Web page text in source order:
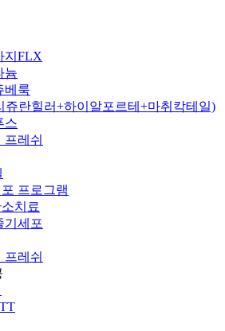
지FLX
늄
베룩
쥬란힐러+하이알포르테+마취칵테일)
스
프레쉬
프로그램
치료
기세포
프레쉬